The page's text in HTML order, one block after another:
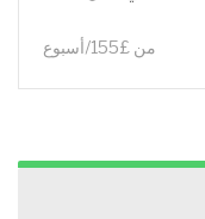
من £155/أسبوع